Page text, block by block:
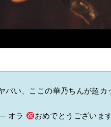
バい、ここの華乃ちんが超カ
オラ おめでとうございま